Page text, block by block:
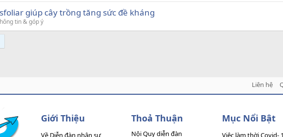
giúp cây trồng tăng sức đề kháng
tin & góp ý
Liên hệ
Giới Thiệu
Về Diễn đàn nhân sự
Thoả Thuận
Nội Quy diễn đàn
Mục Nổi Bật
Việc làm thời Covid-